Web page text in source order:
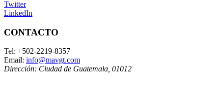
Twitter
LinkedIn
CONTACTO
Tel: +502-2219-8357
Email: info@mavgt.com
Dirección: Ciudad de Guatemala 01012